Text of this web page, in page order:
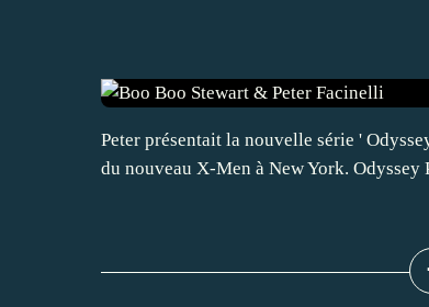
Peter présentait la nouvelle série '
du nouveau X-Men à New York.